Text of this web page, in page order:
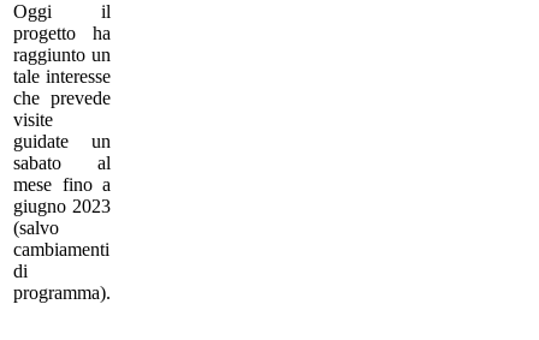
Oggi il
progetto ha
raggiunto un
tale interesse
che prevede
visite
guidate un
sabato al
mese fino a
giugno 2023
(salvo
cambiamenti
di
programma).